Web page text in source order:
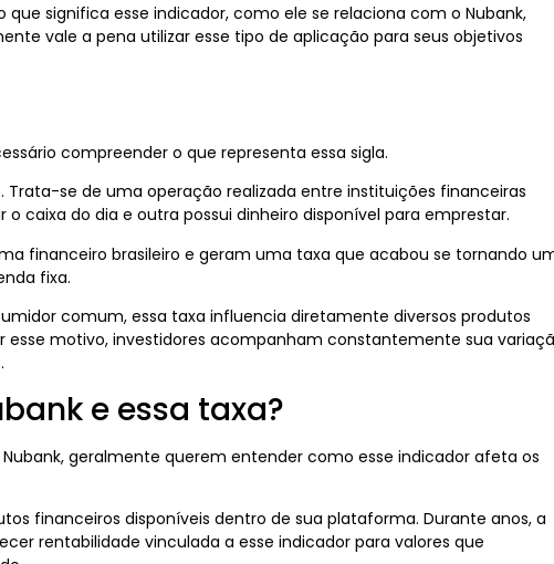
significa esse indicador, como ele se relaciona com o Nubank,
vale a pena utilizar esse tipo de aplicação para seus objetivos
compreender o que representa essa sigla.
Trata-se de uma operação realizada entre instituições financeiras
caixa do dia e outra possui dinheiro disponível para emprestar.
financeiro brasileiro e geram uma taxa que acabou se tornando
fixa.
comum, essa taxa influencia diretamente diversos produtos
esse motivo, investidores acompanham constantemente sua
e essa taxa?
geralmente querem entender como esse indicador afeta os
financeiros disponíveis dentro de sua plataforma. Durante anos, a
rentabilidade vinculada a esse indicador para valores que